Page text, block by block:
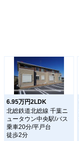
6.95万円2LDK
北総鉄道北総線 千葉ニ
ュータウン中央駅/バス
乗車20分/平戸台
徒歩2分